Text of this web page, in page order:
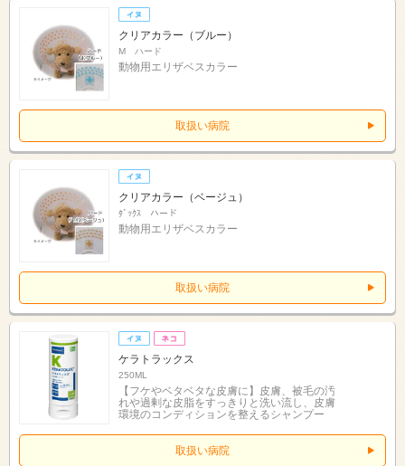
クリアカラー（ブルー）
M ハード
動物用エリザベスカラー
取扱い病院
クリアカラー（ベージュ）
ﾀﾞｯｸｽ ハード
動物用エリザベスカラー
取扱い病院
ケラトラックス
250ML
【フケやベタベタな皮膚に】皮膚、被毛の汚
れや過剰な皮脂をすっきりと洗い流し、皮膚
環境のコンディションを整えるシャンプー
取扱い病院